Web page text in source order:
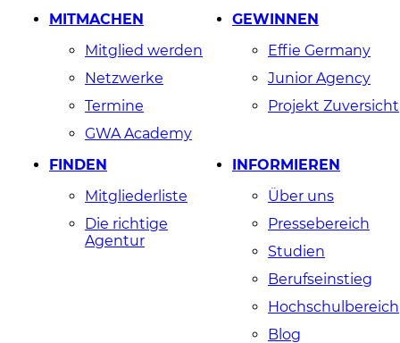
MITMACHEN
Mitglied werden
Netzwerke
Termine
GWA Academy
GEWINNEN
Effie Germany
Junior Agency
Projekt Zuversicht
FINDEN
Mitgliederliste
Die richtige
Agentur
INFORMIEREN
Über uns
Pressebereich
Studien
Berufseinstieg
Hochschulbereich
Blog